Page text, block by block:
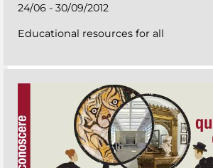
24/06 - 30/09/2012
Educational resources for all